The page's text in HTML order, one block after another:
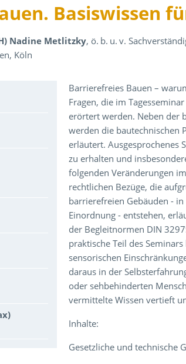
Basiswissen
Nadine Metlitzky, ö. b. u. v.
Köln
Über den Inhalt
Barrierefreies Bauen –
Fragen, die im
erörtert werden. Neben der
werden die bautechnischen
erläutert. Ausgesprochenes
zu erhalten und
folgenden Veränderungen
rechtlichen Bezüge, die
barrierefreien Gebäuden -
Einordnung - entstehen,
der Begleitnormen DIN
praktische Teil des
sensorischen
daraus in der
oder sehbehinderten
vermittelte Wissen vertieft
Inhalte:
Gesetzliche und technische